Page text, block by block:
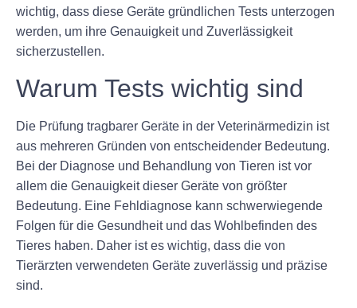
wichtig, dass diese Geräte gründlichen Tests unterzogen
werden, um ihre Genauigkeit und Zuverlässigkeit
sicherzustellen.
Warum Tests wichtig sind
Die Prüfung tragbarer Geräte in der Veterinärmedizin ist
aus mehreren Gründen von entscheidender Bedeutung.
Bei der Diagnose und Behandlung von Tieren ist vor
allem die Genauigkeit dieser Geräte von größter
Bedeutung. Eine Fehldiagnose kann schwerwiegende
Folgen für die Gesundheit und das Wohlbefinden des
Tieres haben. Daher ist es wichtig, dass die von
Tierärzten verwendeten Geräte zuverlässig und präzise
sind.